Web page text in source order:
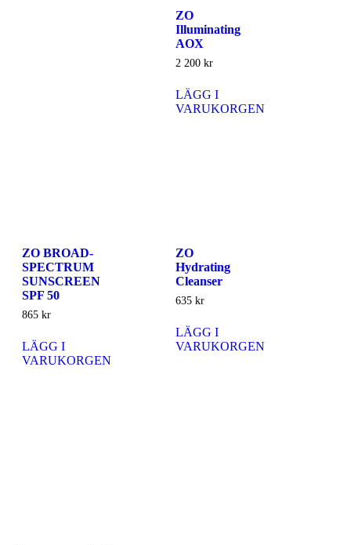
ZO
Illuminating
AOX
2 200 kr
LÄGG I
VARUKORGEN
ZO BROAD-
SPECTRUM
SUNSCREEN
SPF 50
865 kr
LÄGG I
VARUKORGEN
ZO
Hydrating
Cleanser
635 kr
LÄGG I
VARUKORGEN